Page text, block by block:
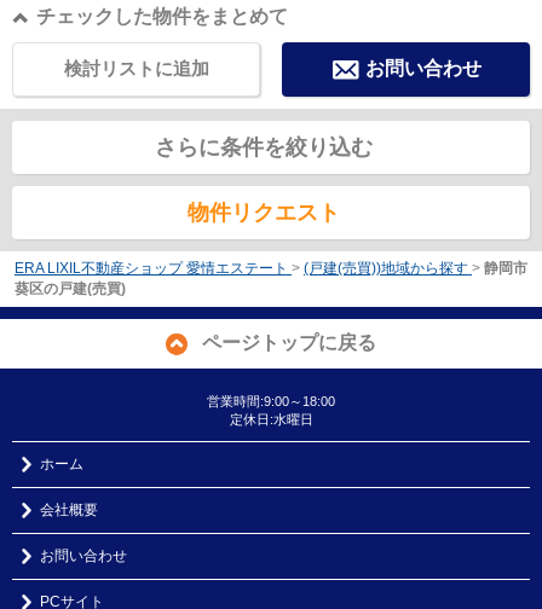
チェックした物件をまとめて
お問い合わせ
検討リストに追加
さらに条件を絞り込む
物件リクエスト
ERA LIXIL不動産ショップ 愛情エステート > (戸建(売買))地域から探す > 静岡市
葵区の戸建(売買)
ページトップに戻る
営業時間:9:00～18:00
定休日:水曜日
ホーム
会社概要
お問い合わせ
PCサイト